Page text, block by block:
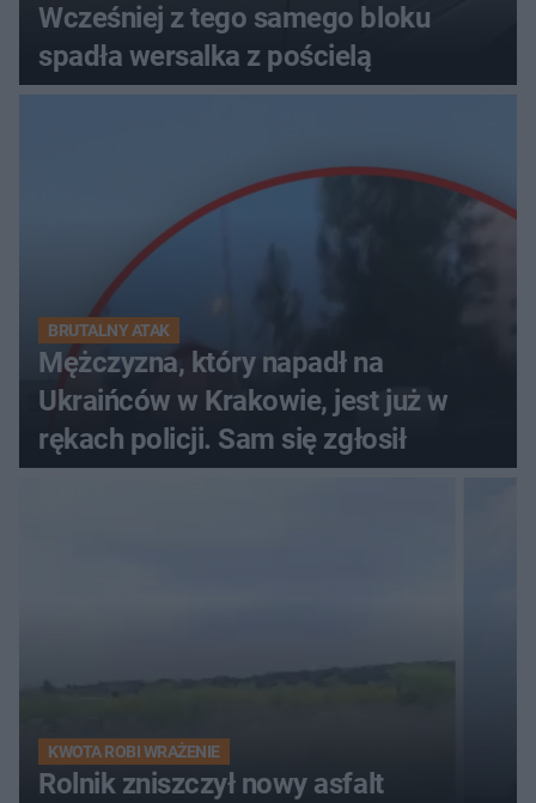
Wcześniej z tego samego bloku
spadła wersalka z pościelą
BRUTALNY ATAK
Mężczyzna, który napadł na
Ukraińców w Krakowie, jest już w
rękach policji. Sam się zgłosił
KWOTA ROBI WRAŻENIE
Rolnik zniszczył nowy asfalt